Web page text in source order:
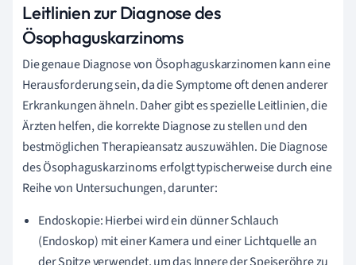
Leitlinien zur Diagnose des
Ösophaguskarzinoms
Die genaue Diagnose von Ösophaguskarzinomen kann eine
Herausforderung sein, da die Symptome oft denen anderer
Erkrankungen ähneln. Daher gibt es spezielle Leitlinien, die
Ärzten helfen, die korrekte Diagnose zu stellen und den
bestmöglichen Therapieansatz auszuwählen. Die Diagnose
des Ösophaguskarzinoms erfolgt typischerweise durch eine
Reihe von Untersuchungen, darunter:
Endoskopie: Hierbei wird ein dünner Schlauch
(Endoskop) mit einer Kamera und einer Lichtquelle an
der Spitze verwendet, um das Innere der Speiseröhre zu